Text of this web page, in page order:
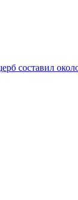
составил